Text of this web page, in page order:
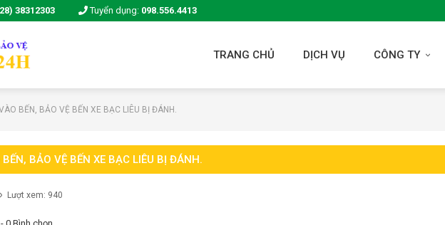
38312303 Tuyển dụng: 098.556.4413
TRANG CHỦ DỊCH VỤ CÔNG TY
BẾN, BẢO VỆ BẾN XE BẠC LIÊU BỊ ĐÁNH.
BẢO VỆ BẾN XE BẠC LIÊU BỊ ĐÁNH.
Lượt xem: 940